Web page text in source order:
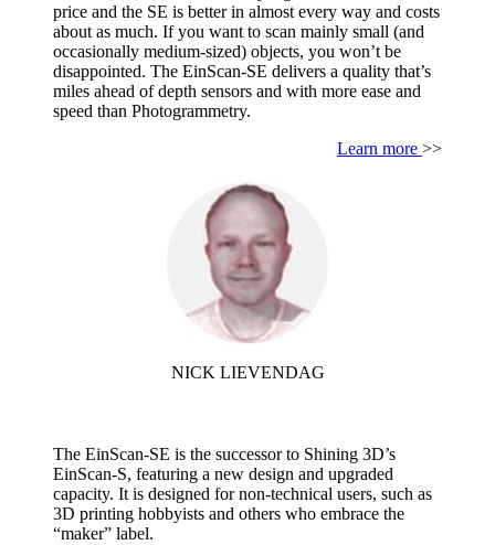
price and the SE is better in almost every way and costs
about as much. If you want to scan mainly small (and
occasionally medium-sized) objects, you won’t be
disappointed. The EinScan-SE delivers a quality that’s
miles ahead of depth sensors and with more ease and
speed than Photogrammetry.
Learn more >>
NICK LIEVENDAG
The EinScan-SE is the successor to Shining 3D’s
EinScan-S, featuring a new design and upgraded
capacity. It is designed for non-technical users, such as
3D printing hobbyists and others who embrace the
“maker” label.